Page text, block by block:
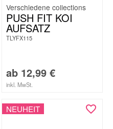
PUSH FIT KOI
AUFSATZ
TLYFX115
ab 12,99 €
inkl. MwSt.
NEUHEIT